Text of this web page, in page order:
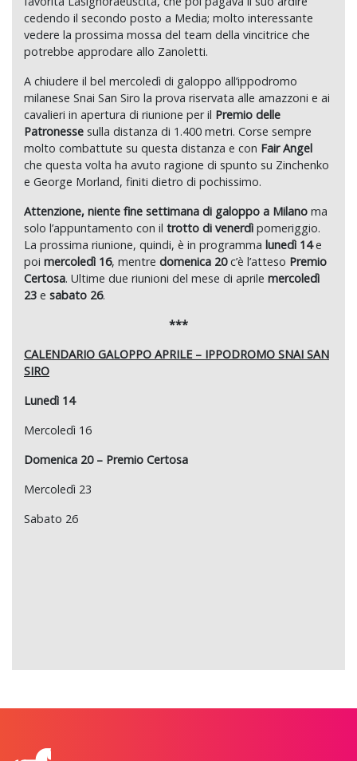
cedendo il secondo posto a Media; molto interessante
vedere la prossima mossa del team della vincitrice che
potrebbe approdare allo Zanoletti.
A chiudere il bel mercoledì di galoppo all’ippodromo
milanese Snai San Siro la prova riservata alle amazzoni e ai
cavalieri in apertura di riunione per il Premio delle
Patronesse sulla distanza di 1.400 metri. Corse sempre
molto combattute su questa distanza e con Fair Angel
che questa volta ha avuto ragione di spunto su Zinchenko
e George Morland, finiti dietro di pochissimo.
Attenzione, niente fine settimana di galoppo a Milano ma
solo l’appuntamento con il trotto di venerdì pomeriggio.
La prossima riunione, quindi, è in programma lunedì 14e
poi mercoledì 16, mentre domenica 20c’è l’atteso Premio
Certosa. Ultime due riunioni del mese di aprile mercoledì
23 e sabato 26.
***
CALENDARIO GALOPPO APRILE – IPPODROMO SNAI SAN
SIRO
Lunedì 14
Mercoledì 16
Domenica 20 – Premio Certosa
Mercoledì 23
Sabato 26